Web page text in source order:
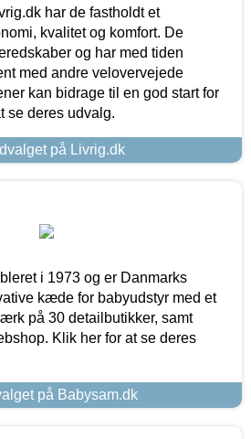
har de fastholdt et
kvalitet og komfort. De
og har med tiden
med andre velovervejede
kan bidrage til en god start for
se deres udvalg.
på Livrig.dk
i 1973 og er Danmarks
kæde for babyudstyr med et
på 30 detailbutikker, samt
Klik her for at se deres
på Babysam.dk